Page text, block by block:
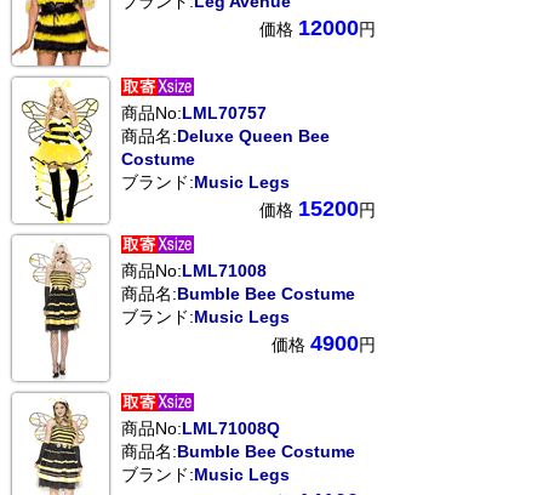
価格 12000円
商品No:LML70757
商品名:Deluxe Queen Bee
Costume
ブランド:Music Legs
価格 15200円
商品No:LML71008
商品名:Bumble Bee Costume
ブランド:Music Legs
価格 4900円
商品No:LML71008Q
商品名:Bumble Bee Costume
ブランド:Music Legs